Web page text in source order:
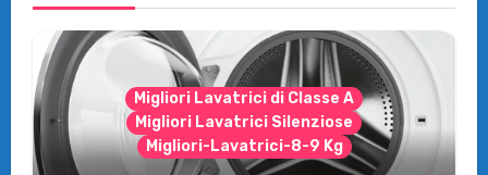
Migliori Lavatrici di Classe A
Migliori Lavatrici Silenziose
Migliori-Lavatrici-8-9 Kg